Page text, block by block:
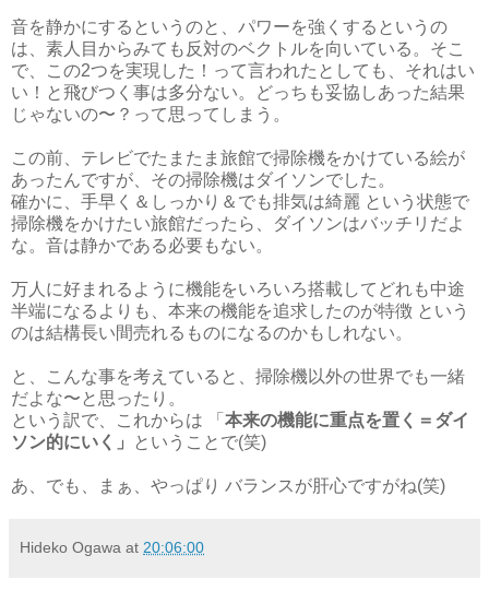
音を静かにするというのと、パワーを強くするというの
は、素人目からみても反対のベクトルを向いている。そこ
で、この2つを実現した！って言われたとしても、それはい
い！と飛びつく事は多分ない。どっちも妥協しあった結果
じゃないの〜？って思ってしまう。
この前、テレビでたまたま旅館で掃除機をかけている絵が
あったんですが、その掃除機はダイソンでした。
確かに、手早く＆しっかり＆でも排気は綺麗 という状態で
掃除機をかけたい旅館だったら、ダイソンはバッチリだよ
な。音は静かである必要もない。
万人に好まれるように機能をいろいろ搭載してどれも中途
半端になるよりも、本来の機能を追求したのが特徴 という
のは結構長い間売れるものになるのかもしれない。
と、こんな事を考えていると、掃除機以外の世界でも一緒
だよな〜と思ったり。
という訳で、これからは 「 本来の機能に重点を置く＝ダイ
ソン的にいく」
ということで(笑)
あ、でも、まぁ、やっぱり バランスが肝心ですがね(笑)
Hideko Ogawa at 20:06:00